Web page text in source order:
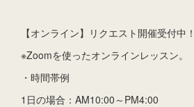
【オンライン】リクエスト開催受付中！
※Zoomを使ったオンラインレッスン。
・時間帯例
1日の場合：AM10:00～PM4:00